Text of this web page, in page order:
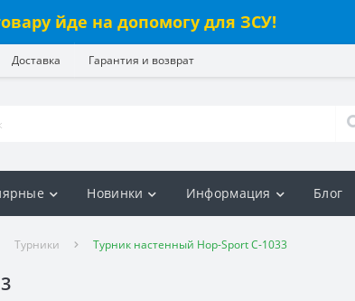
йде на допомогу для ЗСУ!
Доставка Гарантия и возврат
Новинки Информация Блог
Турники Турник настенный Hop-Sport С-1033